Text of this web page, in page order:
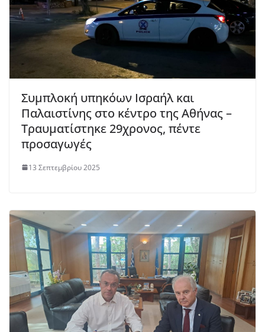
Συμπλοκή υπηκόων Ισραήλ και
Παλαιστίνης στο κέντρο της Αθήνας –
Τραυματίστηκε 29χρονος, πέντε
προσαγωγές
13 Σεπτεμβρίου 2025